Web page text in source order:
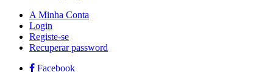
A Minha Conta
Login
Registe-se
Recuperar password
Facebook